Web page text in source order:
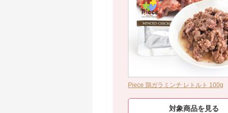
Piece 鶏ガラミンチ レトルト 100g
対象商品を見る